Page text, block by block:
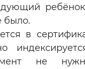
было.
в
не